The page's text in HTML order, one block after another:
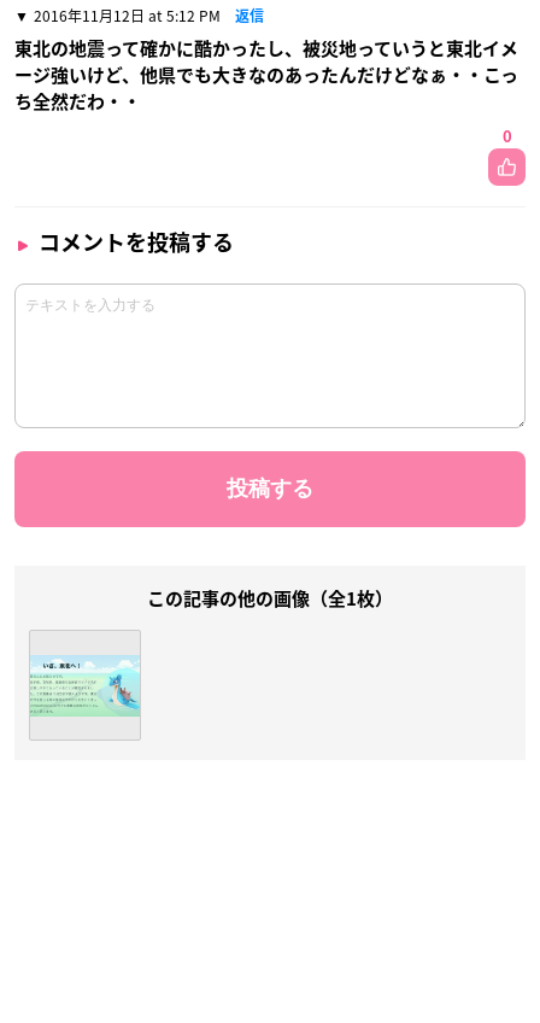
2016年11月12日 at 5:12 PM 返信
東北の地震って確かに酷かったし、被災地っていうと東北イメ
ージ強いけど、他県でも大きなのあったんだけどなぁ・・こっ
ち全然だわ・・
0
コメントを投稿する
この記事の他の画像（全1枚）